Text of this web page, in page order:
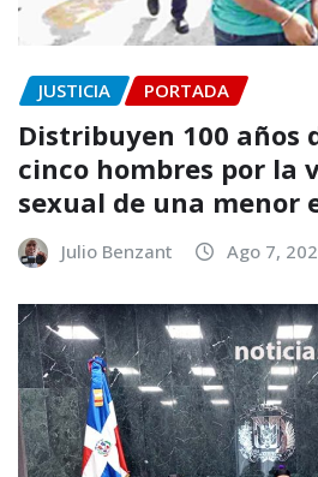
JUSTICIA PORTADA
Distribuyen 100 años
cinco hombres por la
sexual de una menor
Julio Benzant Ago 7,